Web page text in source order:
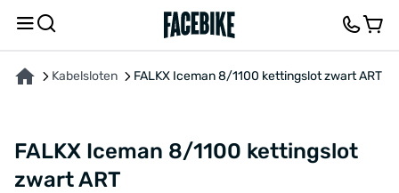
Kabelsloten FALKX Iceman 8/1100 kettingslot zwart ART
FALKX Iceman 8/1100 kettingslot
zwart ART
OVER HET PRODUCT KENMERKENFEEDBACK EN VRAGEN